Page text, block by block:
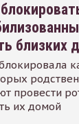
близких
провести
их домой